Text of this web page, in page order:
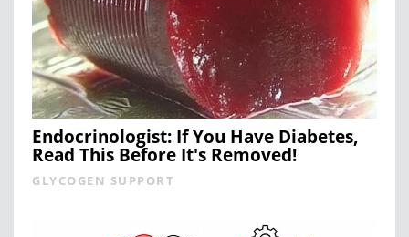
Endocrinologist: If You Have Diabetes,
Read This Before It's Removed!
GLYCOGEN SUPPORT